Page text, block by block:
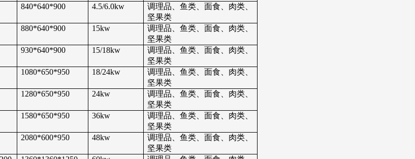
840*640*900 4.5/6.0kw
调理品、鱼类、面食、肉类、
坚果类
880*640*900 15kw
调理品、鱼类、面食、肉类、
坚果类
930*640*900 15/18kw
调理品、鱼类、面食、肉类、
坚果类
1080*650*950 18/24kw
调理品、鱼类、面食、肉类、
坚果类
1280*650*950 24kw
调理品、鱼类、面食、肉类、
坚果类
1580*650*950 36kw
调理品、鱼类、面食、肉类、
坚果类
2080*600*950 48kw
调理品、鱼类、面食、肉类、
坚果类